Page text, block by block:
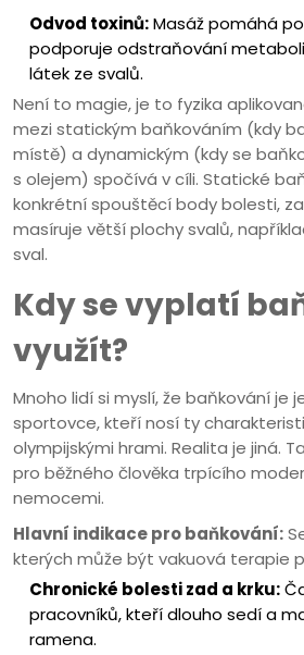
Odvod toxinů:Masáž pomáhá
podporuje odstraňování
látek ze svalů.
Není to magie, je to fyzika
mezi statickým baňkováním (kdy
místě) a dynamickým (kdy se
s olejem) spočívá v cíli. Statické
konkrétní spouštěcí body bolesti,
masíruje větší plochy svalů,
sval.
Kdy se vyplatí
využít?
Mnoho lidí si myslí, že baňkování je
sportovce, kteří nosí ty
olympijskými hrami. Realita je jiná.
pro běžného člověka trpícího
nemocemi.
Hlavní indikace pro baňkování:
kterých může být vakuová terapie
Chronické bolesti zad a krku:
pracovníků, kteří dlouho sedí a
ramena.